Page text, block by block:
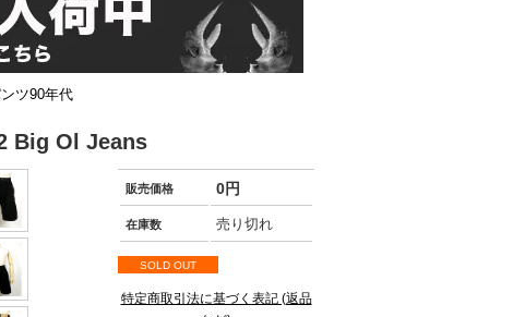
ツ90年代
Big Ol Jeans
販売価格 0円
在庫数 売り切れ
SOLD OUT
特定商取引法に基づく表記 (返品